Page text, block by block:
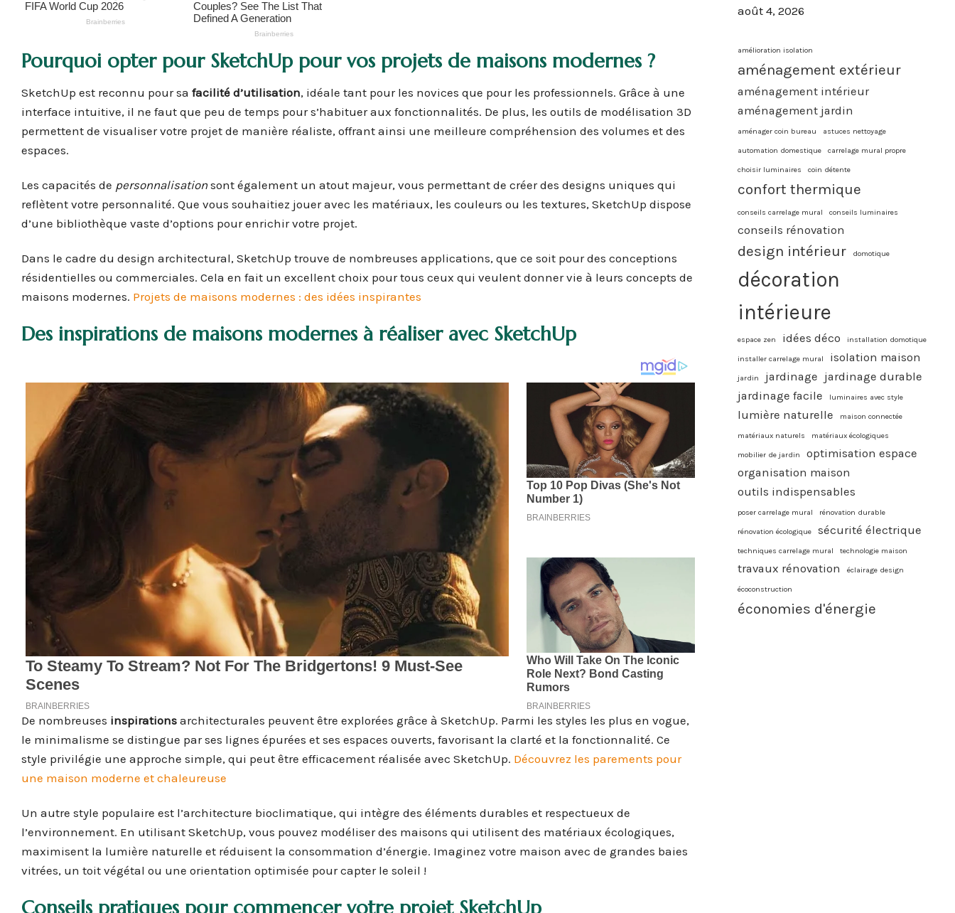
Pourquoi opter pour SketchUp pour vos projets de maisons modernes ?
SketchUp est reconnu pour sa facilité d’utilisation, idéale tant pour les novices que pour les professionnels. Grâce à une
interface intuitive, il ne faut que peu de temps pour s’habituer aux fonctionnalités. De plus, les outils de modélisation 3D
permettent de visualiser votre projet de manière réaliste, offrant ainsi une meilleure compréhension des volumes et des
espaces.
Les capacités de personnalisation sont également un atout majeur, vous permettant de créer des designs uniques qui
reflètent votre personnalité. Que vous souhaitiez jouer avec les matériaux, les couleurs ou les textures, SketchUp dispose
d’une bibliothèque vaste d’options pour enrichir votre projet.
Dans le cadre du design architectural, SketchUp trouve de nombreuses applications, que ce soit pour des conceptions
résidentielles ou commerciales. Cela en fait un excellent choix pour tous ceux qui veulent donner vie à leurs concepts de
maisons modernes. Projets de maisons modernes : des idées inspirantes
Des inspirations de maisons modernes à réaliser avec SketchUp
De nombreuses inspirations architecturales peuvent être explorées grâce à SketchUp. Parmi les styles les plus en vogue,
le minimalisme se distingue par ses lignes épurées et ses espaces ouverts, favorisant la clarté et la fonctionnalité. Ce
style privilégie une approche simple, qui peut être efficacement réalisée avec SketchUp. Découvrez les parements pour
une maison moderne et chaleureuse
Un autre style populaire est l’architecture bioclimatique, qui intègre des éléments durables et respectueux de
l’environnement. En utilisant SketchUp, vous pouvez modéliser des maisons qui utilisent des matériaux écologiques,
maximisent la lumière naturelle et réduisent la consommation d’énergie. Imaginez votre maison avec de grandes baies
vitrées, un toit végétal ou une orientation optimisée pour capter le soleil !
Conseils pratiques pour commencer votre projet SketchUp
août 4, 2026
amélioration isolation
aménagement extérieur
aménagement intérieur
aménagement jardin
aménager coin bureau astuces nettoyage
automation domestique carrelage mural propre
choisir luminaires coin détente
confort thermique
conseils carrelage mural conseils luminaires
conseils rénovation
design intérieur domotique
décoration
intérieure
espace zen idées déco installation domotique
installer carrelage mural isolation maison
jardin jardinage jardinage durable
jardinage facile
luminaires avec style
lumière naturelle maison connectée
matériaux naturels matériaux écologiques
mobilier de jardin
optimisation espace
organisation maison
outils indispensables
poser carrelage mural rénovation durable
rénovation écologique sécurité électrique
techniques carrelage mural technologie maison
travaux rénovation éclairage design
écoconstruction
économies d'énergie